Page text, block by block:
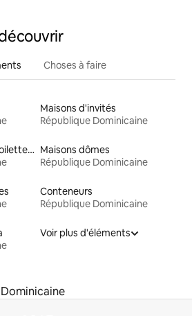
Choses à faire
Maisons d'invités
République Dominicaine
Logements avec une toilette à une hauteur accessible Maisons dômes
République Dominicaine
Conteneurs
République Dominicaine
Voir plus d'éléments